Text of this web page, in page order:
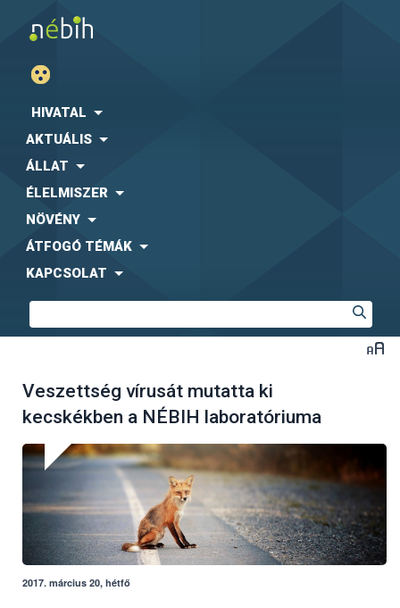
HIVATAL
AKTUÁLIS
ÁLLAT
ÉLELMISZER
NÖVÉNY
ÁTFOGÓ TÉMÁK
KAPCSOLAT
Veszettség vírusát mutatta ki
kecskékben a NÉBIH laboratóriuma
2017. március 20, hétfő